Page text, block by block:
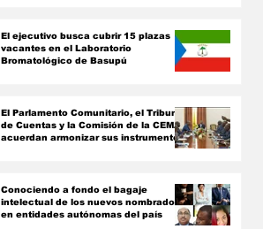
El ejecutivo busca cubrir 15 plazas
vacantes en el Laboratorio
Bromatológico de Basupú
El Parlamento Comunitario, el Tribunal
de Cuentas y la Comisión de la CEMAC
acuerdan armonizar sus instrumentos
Conociendo a fondo el bagaje
intelectual de los nuevos nombrados
en entidades autónomas del país ‎